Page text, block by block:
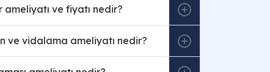
ameliyatı ve fiyatı nedir?
ve vidalama ameliyatı nedir?